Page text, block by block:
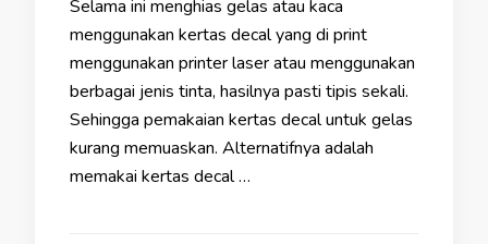
Selama ini menghias gelas atau kaca
menggunakan kertas decal yang di print
menggunakan printer laser atau menggunakan
berbagai jenis tinta, hasilnya pasti tipis sekali.
Sehingga pemakaian kertas decal untuk gelas
kurang memuaskan. Alternatifnya adalah
memakai kertas decal …